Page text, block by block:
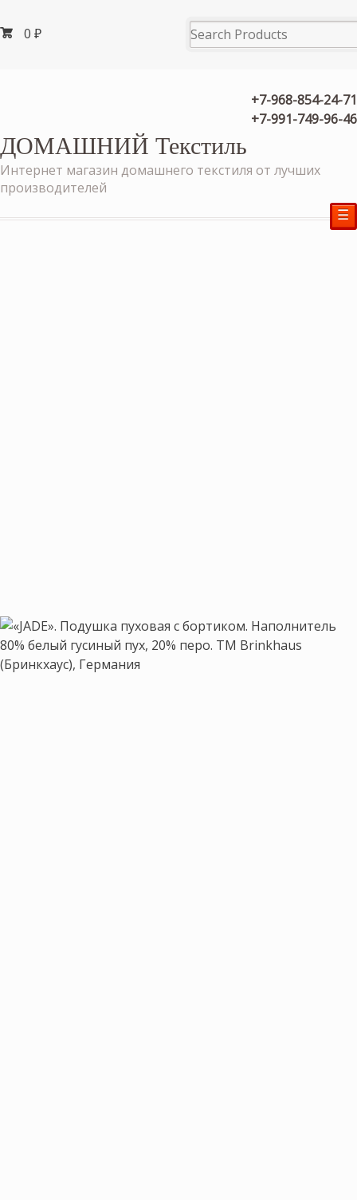
0 ₽
+7-968-854-24-71
+7-991-749-96-46
ДОМАШНИЙ Текстиль
Интернет магазин домашнего текстиля от лучших
производителей
☰